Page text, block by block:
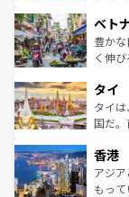
参照し
容にも
照し
き、地
でき
まで
リテ
覧を
ベト
豊か
く伸
急速
ーチ
醸し
とつ。
ひ現
が旅
タイ
タイ
国だ
の活気
帯で
いビ
香港
アジ
もっ